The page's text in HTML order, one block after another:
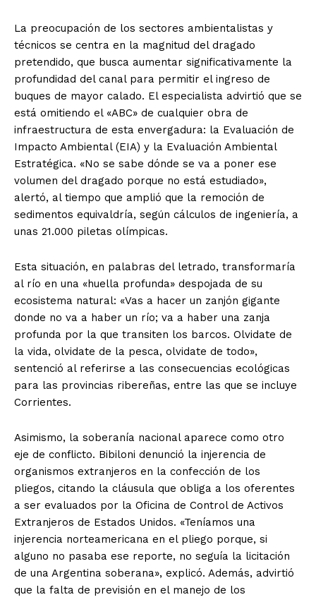
La preocupación de los sectores ambientalistas y
técnicos se centra en la magnitud del dragado
pretendido, que busca aumentar significativamente la
profundidad del canal para permitir el ingreso de
buques de mayor calado. El especialista advirtió que se
está omitiendo el «ABC» de cualquier obra de
infraestructura de esta envergadura: la Evaluación de
Impacto Ambiental (EIA) y la Evaluación Ambiental
Estratégica. «No se sabe dónde se va a poner ese
volumen del dragado porque no está estudiado»,
alertó, al tiempo que amplió que la remoción de
sedimentos equivaldría, según cálculos de ingeniería, a
unas 21.000 piletas olímpicas.
Esta situación, en palabras del letrado, transformaría
al río en una «huella profunda» despojada de su
ecosistema natural: «Vas a hacer un zanjón gigante
donde no va a haber un río; va a haber una zanja
profunda por la que transiten los barcos. Olvidate de
la vida, olvidate de la pesca, olvidate de todo»,
sentenció al referirse a las consecuencias ecológicas
para las provincias ribereñas, entre las que se incluye
Corrientes.
Asimismo, la soberanía nacional aparece como otro
eje de conflicto. Bibiloni denunció la injerencia de
organismos extranjeros en la confección de los
pliegos, citando la cláusula que obliga a los oferentes
a ser evaluados por la Oficina de Control de Activos
Extranjeros de Estados Unidos. «Teníamos una
injerencia norteamericana en el pliego porque, si
alguno no pasaba ese reporte, no seguía la licitación
de una Argentina soberana», explicó. Además, advirtió
que la falta de previsión en el manejo de los